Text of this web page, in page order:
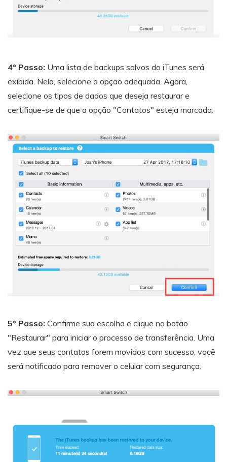
4º Passo: Uma lista de backups salvos do iTunes será
exibida. Nela, selecione a opção adequada. Agora,
selecione os tipos de dados que deseja restaurar e
certifique-se de que a opção "Contatos" esteja marcada.
5º Passo: Confirme sua escolha e clique no botão
"Restaurar" para iniciar o processo de transferência. Uma
vez que seus contatos forem movidos com sucesso, você
será notificado para remover o celular com segurança.